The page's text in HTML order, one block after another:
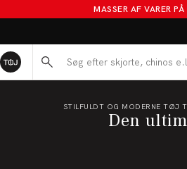
MASSER AF VARER PÅ
Søg her...
STILFULDT OG MODERNE TØJ
Den